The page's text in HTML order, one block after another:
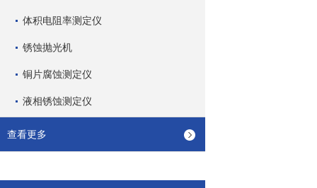
体积电阻率测定仪
锈蚀抛光机
铜片腐蚀测定仪
液相锈蚀测定仪
查看更多